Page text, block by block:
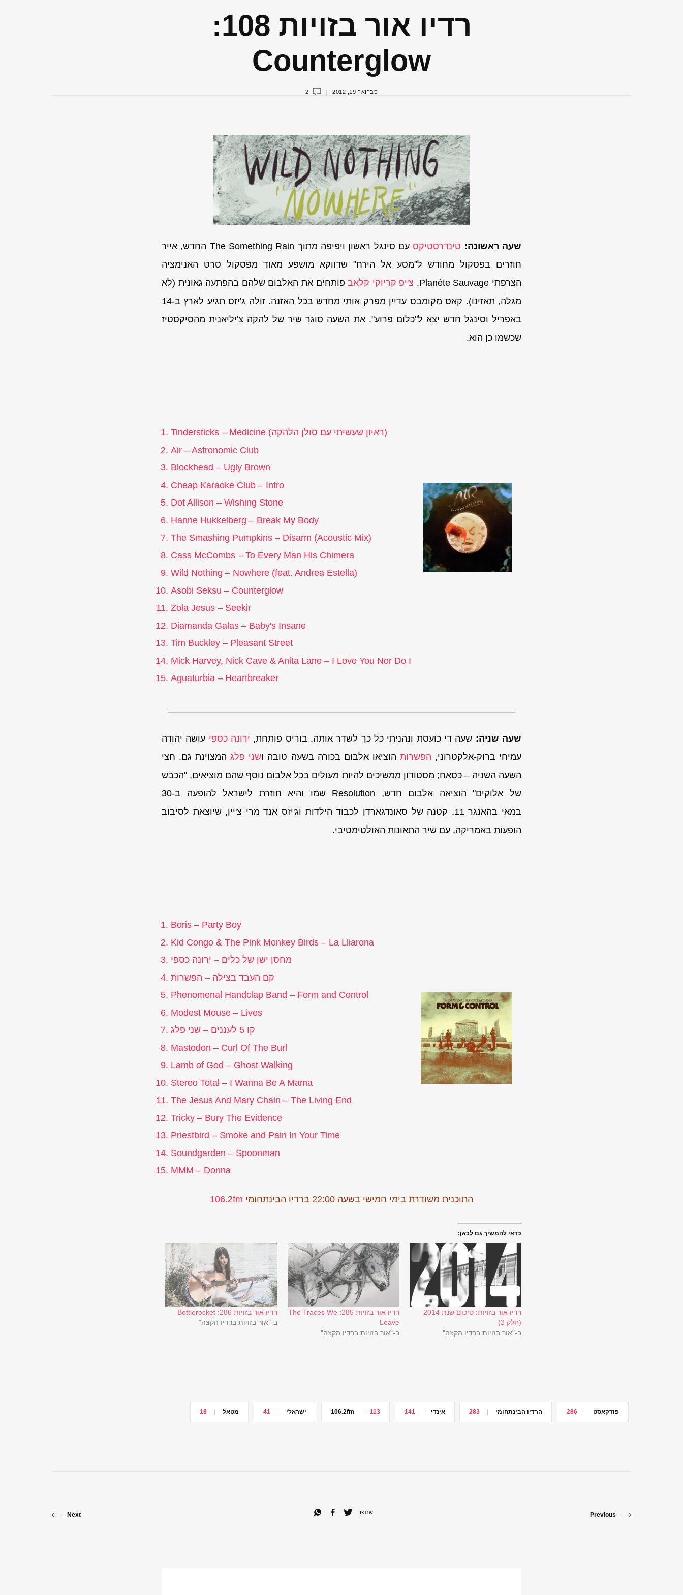
רדיו אור בזויות 108:
Counterglow
פברואר 19, 2012
שעה ראשונה: טינדרסטיקס
עם סינגל ראשון ויפיפה מתוך The Something Rain החדש, אייר
חוזרים בפסקול מחודש ל"מסע אל הירח" שדווקא מושפע מאוד מפסקול סרט האנימציה
הצרפתי Planète Sauvage.
צ'יפ קריוקי קלאבפותחים את האלבום שלהם בהפתעה גאונית (לא
מגלה, תאזינו). קאס מקומבס עדיין מפרק אותי מחדש בכל האזנה. זולה ג'יזס תגיע לארץ ב-14
באפריל וסינגל חדש יצא ל"כלום פרוע". את השעה סוגר שיר של להקה צ'יליאנית מהסיקסטיז
שכשמו כן הוא.
Tindersticks – Medicine (ראיון שעשיתי עם סולן הלהקה)
Air – Astronomic Club
Blockhead – Ugly Brown
Cheap Karaoke Club – Intro
Dot Allison – Wishing Stone
Hanne Hukkelberg – Break My Body
The Smashing Pumpkins – Disarm (Acoustic Mix)
Cass McCombs – To Every Man His Chimera
Wild Nothing – Nowhere (feat. Andrea Estella)
Asobi Seksu – Counterglow
Zola Jesus – Seekir
Diamanda Galas – Baby's Insane
Tim Buckley – Pleasant Street
Mick Harvey, Nick Cave & Anita Lane – I Love You Nor Do I
Aguaturbia – Heartbreaker
——————————————————————————————————————
שעה שניה: שעה די כועסת ונהניתי כל כך לשדר אותה. בוריס פותחת, ירונה כספי עושה יהודה
עמיחי ברוק-אלקטרוני, הפשרות הוציאו אלבום בכורה בשעה טובה ושני פלגהמצוינת גם. חצי
השעה השניה – כסאח; מסטודון ממשיכים להיות מעולים בכל אלבום נוסף שהם מוציאים, "הכבש
של אלוקים" הוציאה אלבום חדש, Resolution שמו והיא חוזרת לישראל להופעה ב-30
במאי בהאנגר 11. קטנה של סאונדגארדן לכבוד הילדות וג'יזס אנד מרי צ'יין, שיוצאת לסיבוב
הופעות באמריקה, עם שיר התאונות האולטימטיבי.
Boris – Party Boy
Kid Congo & The Pink Monkey Birds – La Lliarona
מחסן ישן של כלים – ירונה כספי
קם העבד בצילה – הפשרות
Phenomenal Handclap Band – Form and Control
Modest Mouse – Lives
קו 5 לעננים –
שני פלג
Mastodon – Curl Of The Burl
Lamb of God – Ghost Walking
Stereo Total – I Wanna Be A Mama
The Jesus And Mary Chain – The Living End
Tricky – Bury The Evidence
Priestbird – Smoke and Pain In Your Time
Soundgarden – Spoonman
MMM – Donna
106.2fm התוכנית משודרת בימי חמישי בשעה 22:00 ברדיו הבינתחומי
כדאי להמשיך גם לכאן:
רדיו אור בזויות: סיכום שנת 2014
(חלק 2)
ב-"אור בזויות ברדיו הקצה"
רדיו אור בזויות 285: The Traces We
Leave
ב-"אור בזויות ברדיו הקצה"
רדיו אור בזויות 286: Bottlerocket
ב-"אור בזויות ברדיו הקצה"
פודקאסט 286 הרדיו הבינתחומי 283 אינדי 141
106.2fm 113 ישראלי 41 מטאל 18
Previous
Next שתפו